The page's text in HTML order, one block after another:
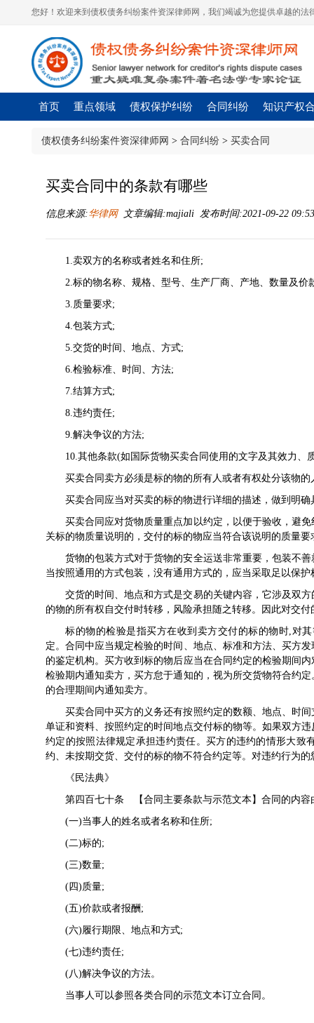
您好！欢迎来到债权债务纠纷案件资深律师网，我们竭诚为您提供卓越的法
首页 重点领域 债权保护纠纷 合同纠纷 知识产权
债权债务纠纷案件资深律师网 > 合同纠纷 > 买卖合同
买卖合同中的条款有哪些
信息来源:华律网文章编辑:majiali 发布时间:2021-09-22
1.卖双方的名称或者姓名和住所;
2.标的物名称、规格、型号、生产厂商、产地、数量及价
3.质量要求;
4.包装方式;
5.交货的时间、地点、方式;
6.检验标准、时间、方法;
7.结算方式;
8.违约责任;
9.解决争议的方法;
10.其他条款(如国际货物买卖合同使用的文字及其效力、
买卖合同卖方必须是标的物的所有人或者有权处分该物的
买卖合同应当对买卖的标的物进行详细的描述，做到明确
买卖合同应对货物质量重点加以约定，以便于验收，避
关标的物质量说明的，交付的标的物应当符合该说明的质量要
货物的包装方式对于货物的安全运送非常重要，包装不
当按照通用的方式包装，没有通用方式的，应当采取足以保
交货的时间、地点和方式是交易的关键内容，它涉及双
的物的所有权自交付时转移，风险承担随之转移。因此对交
标的物的检验是指买方在收到卖方交付的标的物时,对
定。合同中应当规定检验的时间、地点、标准和方法、买方
的鉴定机构。买方收到标的物后应当在合同约定的检验期间
检验期内通知卖方，买方怠于通知的，视为所交货物符合约
的合理期间内通知卖方。
买卖合同中买方的义务还有按照约定的数额、地点、时
单证和资料、按照约定的时间地点交付标的物等。如果双方
约定的按照法律规定承担违约责任。买方的违约的情形大
约、未按期交货、交付的标的物不符合约定等。对违约行为
《 民法典》
第四百七十条 【合同主要条款与示范文本】合同的内容
(一)当事人的姓名或者名称和住所;
(二)标的;
(三)数量;
(四)质量;
(五)价款或者报酬;
(六)履行期限、地点和方式;
(七)违约责任;
(八)解决争议的方法。
当事人可以参照各类合同的示范文本订立合同。